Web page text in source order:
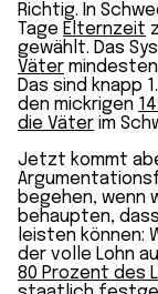
Richtig. In
Tage Elternzeit
gewählt. Das
Väter
Das sind knapp
den mickrigen
die Väter im
Jetzt kommt
begehen, wenn
behaupten,
leisten können:
der volle Lohn
80 Prozent des